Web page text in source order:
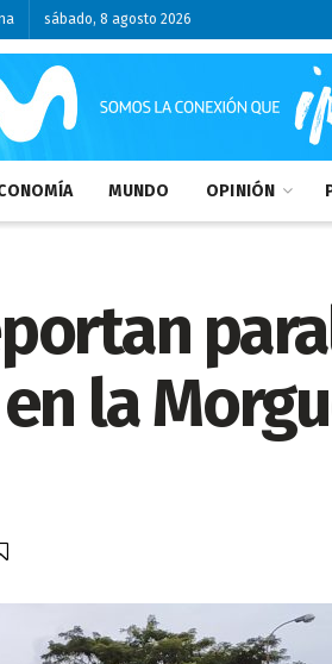
sábado, 8 agosto 2026
MUNDO OPINIÓN
la